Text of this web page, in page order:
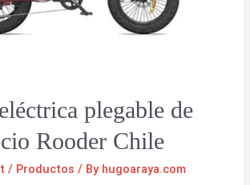
plegable de
Rooder Chile
/ Productos / By hugoaraya.com